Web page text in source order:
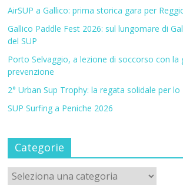
AirSUP a Gallico: prima storica gara per
Gallico Paddle Fest 2026: sul lungomare di
del SUP
Porto Selvaggio, a lezione di soccorso con la
prevenzione
2° Urban Sup Trophy: la regata solidale per lo
SUP Surfing a Peniche 2026
Categorie